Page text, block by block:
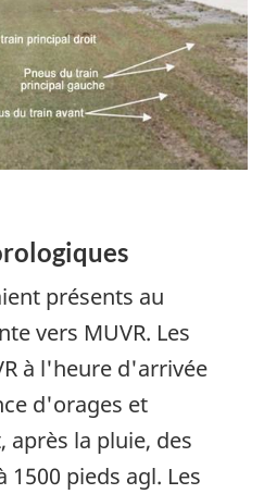
présents au
vers MUVR. Les
à l'heure d'arrivée
d'orages et
après la pluie, des
pieds agl. Les